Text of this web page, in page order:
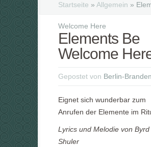
Startseite » Allgemein »
Welcome Here
Elements Be
Welcome
Gepostet von Berlin-
Eignet sich wunderbar zum
Anrufen der Elemente im
Lyrics und Melodie von Byrd
Shuler